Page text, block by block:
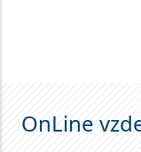
OnLine